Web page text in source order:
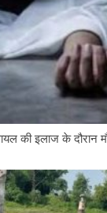
की इलाज के दौरान